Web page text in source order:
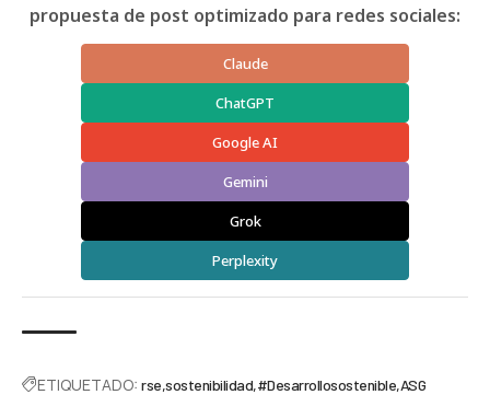
propuesta de post optimizado para redes sociales:
Claude
ChatGPT
Google AI
Gemini
Grok
Perplexity
ETIQUETADO: rse sostenibilidad #Desarrollosostenible ASG